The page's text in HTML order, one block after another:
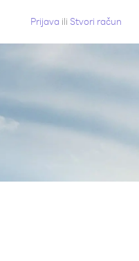
Prijava ili Stvori račun